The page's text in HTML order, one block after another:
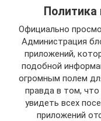
Политика
Официально
Администрация
приложений,
подобной
огромным полем
правда в том,
увидеть всех
приложений